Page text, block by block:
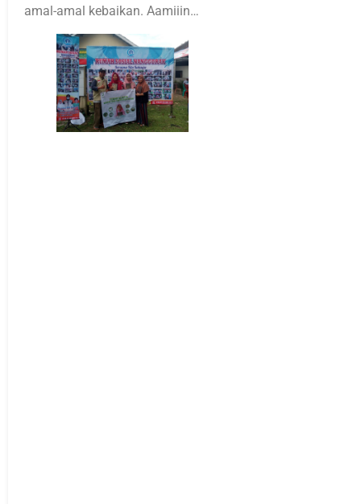
amal-amal kebaikan. Aamiiin…